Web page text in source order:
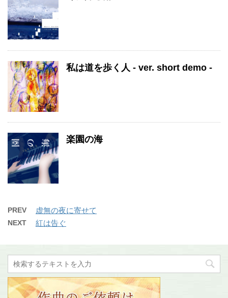
私は道を歩く人 - ver. short demo -
楽園の海
PREV 虚無の夜に寄せて
NEXT 紅は告ぐ